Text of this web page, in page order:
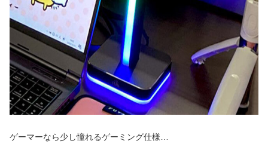
ゲーマーなら少し憧れるゲーミング仕様…